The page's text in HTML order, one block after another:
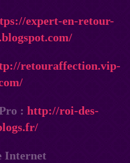
expert-en-retour-
retouraffection.vip-
: http://roi-des-
Internet